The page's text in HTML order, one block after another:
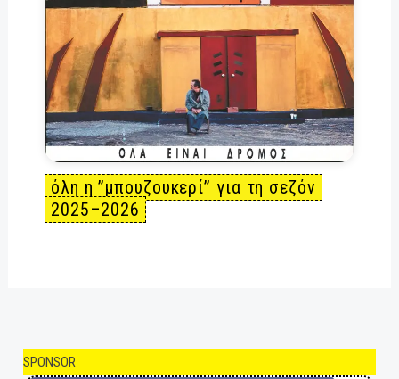
όλη η ”μπουζουκερί” για τη σεζόν
2025–2026
SPONSOR